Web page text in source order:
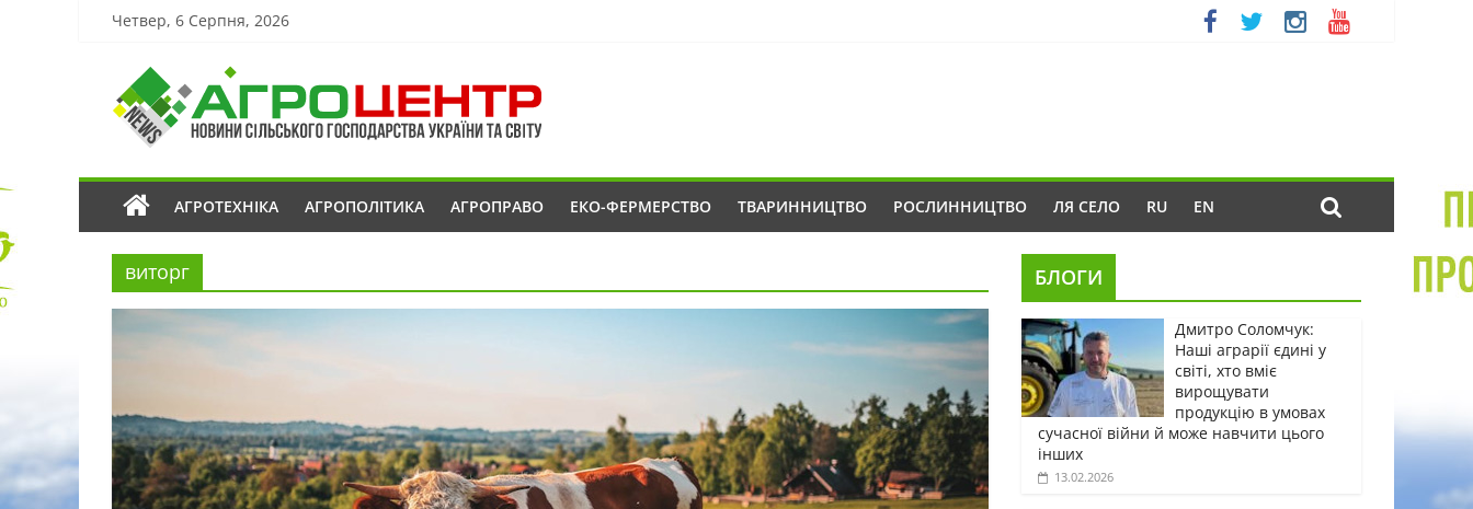
Четвер, 6 Серпня, 2026
АГРОТЕХНІКА АГРОПОЛІТИКА АГРОПРАВО ЕКО-ФЕРМЕРСТВО ТВАРИННИЦТВО РОСЛИННИЦТВО ЛЯ СЕЛО RU EN
виторг БЛОГИ
Дмитро Соломчук:
Наші аграрії єдині у
світі, хто вміє
вирощувати
продукцію в умовах
сучасної війни й може навчити цього
інших
13.02.2026